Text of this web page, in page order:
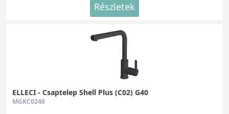
Részletek
ELLECI - Csaptelep Shell Plus (C02) G40
MGKC0240